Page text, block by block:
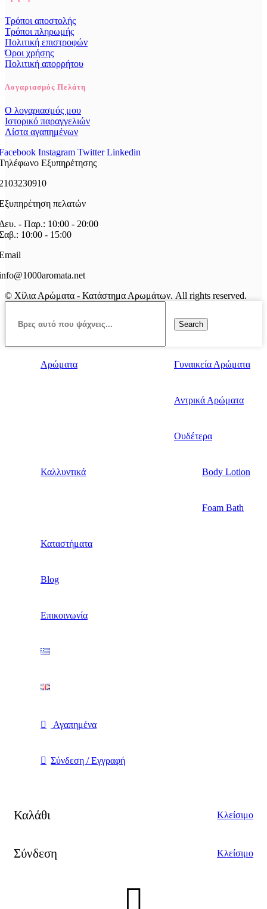
Τρόποι αποστολής
Τρόποι πληρωμής
Πολιτική επιστροφών
Όροι χρήσης
Πολιτική απορρήτου
Λογαριασμός Πελάτη
Ο λογαριασμός μου
Ιστορικό παραγγελιών
Λίστα αγαπημένων
Instagram Twitter Linkedin
Εξυπηρέτησης
πελατών
- Παρ.: 10:00 - 20:00
10:00 - 15:00
© Χίλια Αρώματα - Κατάστημα Αρωμάτων. All rights reserved.
Search
Αρώματα Γυναικεία Αρώματα
Αντρικά Αρώματα
Ουδέτερα
Καλλυντικά Body Lotion
Foam Bath
Καταστήματα
Blog
Επικοινωνία
Αγαπημένα
Σύνδεση / Εγγραφή
Καλάθι Κλείσιμο
Σύνδεση Κλείσιμο